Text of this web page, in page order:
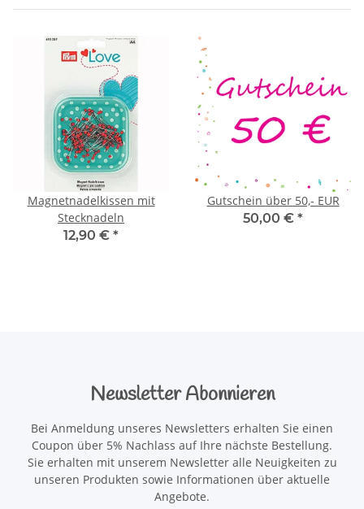
Magnetnadelkissen mit
Stecknadeln
12,90 € *
Gutschein über 50,- EUR
50,00 € *
Newsletter Abonnieren
Bei Anmeldung unseres Newsletters erhalten Sie einen
Coupon über 5% Nachlass auf Ihre nächste Bestellung.
Sie erhalten mit unserem Newsletter alle Neuigkeiten zu
unseren Produkten sowie Informationen über aktuelle
Angebote.